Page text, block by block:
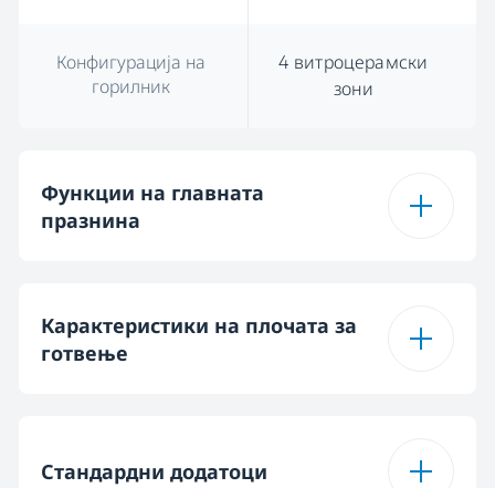
Конфигурација на
горилник
4 витроцерамски
зони
Функции на главната
празнина
Конвенционално
Карактеристики на плочата за
готвење
Стандардни додатоци